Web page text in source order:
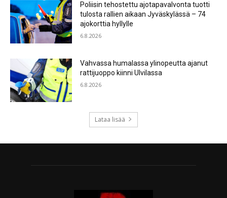
Poliisin tehostettu ajotapavalvonta tuotti
tulosta rallien aikaan Jyväskylässä – 74
ajokorttia hyllylle
6.8.2026
Vahvassa humalassa ylinopeutta ajanut
rattijuoppo kiinni Ulvilassa
6.8.2026
Lataa lisää